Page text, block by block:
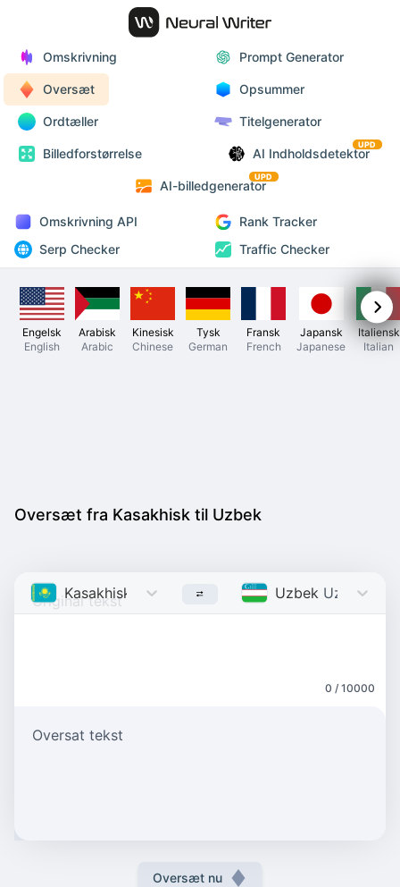
Omskrivning Prompt Generator
Oversæt Opsummer
Ordtæller Titelgenerator
Billedforstørrelse AI Indholdsdetektor
UPD
AI-billedgenerator
UPD
Omskrivning API
Rank Tracker
Serp Checker
Traffic Checker
Engelsk
English
Arabisk
Arabic
Kinesisk
Chinese
Tysk
German
Fransk
French
Japansk
Japanese
Italiensk
Italian
Oversæt fra Kasakhisk til Uzbek
Kasakhisk Kazakh Uzbek Uzbek
0 / 10000
Oversat tekst
Oversæt nu